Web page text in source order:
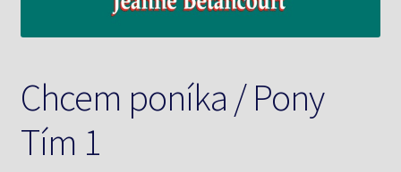
Chcem poníka / Pony
Tím 1